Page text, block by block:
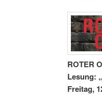
ROTER
Lesung:
Freitag,